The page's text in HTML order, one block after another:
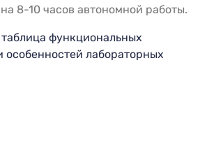
8-10 часов автономной работы.
функциональных
особенностей лабораторных